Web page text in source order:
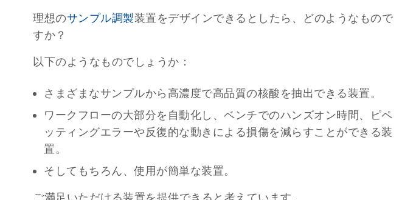
理想のサンプル調製装置をデザインできるとしたら、どのようなもので
すか？
以下のようなものでしょうか：
さまざまなサンプルから高濃度で高品質の核酸を抽出できる装置。
ワークフローの大部分を自動化し、ベンチでのハンズオン時間、ピペ
ッティングエラーや反復的な動きによる損傷を減らすことができる装
置。
そしてもちろん、使用が簡単な装置。